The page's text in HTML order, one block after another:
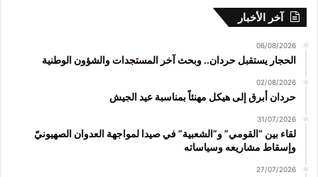
آخر الأخبار
06/08/2026
الحجار يستقبل حردان.. وبحث آخر المستجدات والشؤون الوطنية
02/08/2026
حردان أبرق إلى هيكل مهنئاً بمناسبة عيد الجيش
31/07/2026
لقاء بين “القومي” و”الشعبية” في صيدا لمواجهة العدوان الصهيونيّ
وإسقاط مشاريعه وسياساته
27/07/2026